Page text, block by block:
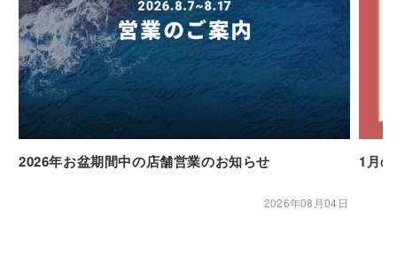
2026年お盆期間中の店舗営業のお知らせ
2026年08月04日
1月